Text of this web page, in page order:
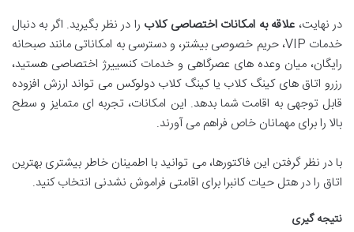
در نهایت، علاقه به امکانات اختصاصی کلاب را در نظر بگیرید. اگر به دنبال
خدمات VIP، حریم خصوصی بیشتر، و دسترسی به امکاناتی مانند صبحانه
رایگان، میان وعده های عصرگاهی و خدمات کنسییرژ اختصاصی هستید،
رزرو اتاق های کینگ کلاب یا کینگ کلاب دولوکس می تواند ارزش افزوده
قابل توجهی به اقامت شما بدهد. این امکانات، تجربه ای متمایز و سطح
بالا را برای مهمانان خاص فراهم می آورند.
با در نظر گرفتن این فاکتورها، می توانید با اطمینان خاطر بیشتری بهترین
اتاق را در هتل حیات کانبرا برای اقامتی فراموش نشدنی انتخاب کنید.
نتیجه گیری